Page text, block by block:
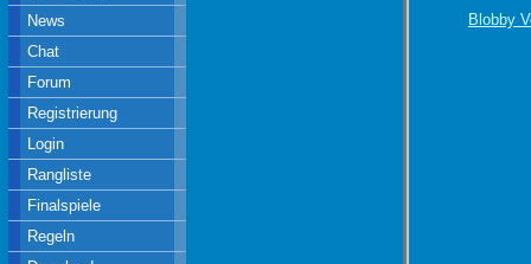
Blobby
News
Chat
Forum
Registrierung
Login
Rangliste
Finalspiele
Regeln